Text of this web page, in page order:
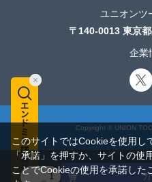
ユニオンツ
〒140-0013 東京
企業
Copyright © UNION
このサイトではCookieを使用し
「承諾」を押すか、サイトの使
ことでCookieの使用を承諾した